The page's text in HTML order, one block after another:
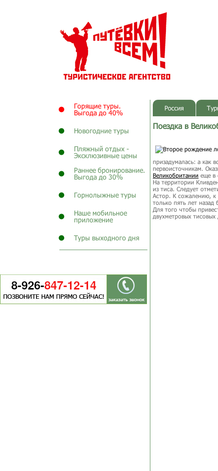
Горящие туры.
Выгода до 40%
Новогодние туры
Пляжный отдых -
Эксклюзивные цены
Раннее бронирование.
Выгода до 30%
Горнолыжные туры
Наше мобильное
приложение
Туры выходного дня
Россия
Поездка в
призадумалась: а как
первоисточникам.
Великобритании еще в
На территории
из тиса. Следует
Астор. К сожалению, к
только пять лет
Для того чтобы
двухметровых